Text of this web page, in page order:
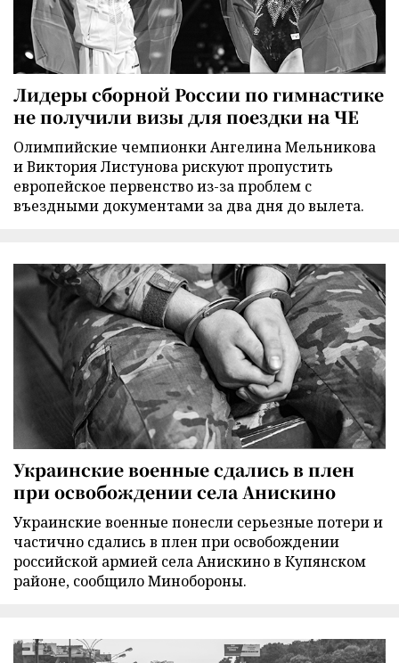
Лидеры сборной России по гимнастике
не получили визы для поездки на ЧЕ
Олимпийские чемпионки Ангелина Мельникова
и Виктория Листунова рискуют пропустить
европейское первенство из-за проблем с
въездными документами за два дня до вылета.
Украинские военные сдались в плен
при освобождении села Анискино
Украинские военные понесли серьезные потери и
частично сдались в плен при освобождении
российской армией села Анискино в Купянском
районе, сообщило Минобороны.